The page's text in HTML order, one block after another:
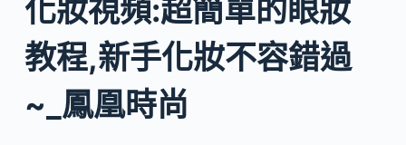
化妝視頻:超簡單的眼妝
教程,新手化妝不容錯過
~_鳳凰時尚